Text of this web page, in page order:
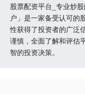
股票配资平台_专业炒
户」是一家备受认可的
性获得了投资者的广泛
谨慎，全面了解和评估
智的投资决策。